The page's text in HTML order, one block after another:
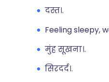
दस्त।.
Feeling sleepy,
मुंह सूखना।.
सिरदर्द।.